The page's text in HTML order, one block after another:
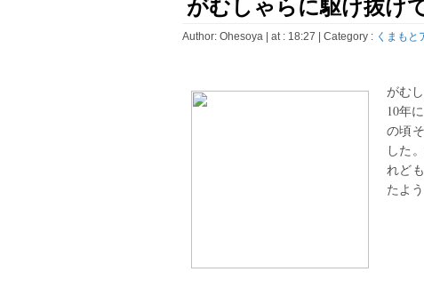
Author: Ohesoya| at : 18:27 | Category : くまもと
がむ
10年
の頃
した
れど
たよ